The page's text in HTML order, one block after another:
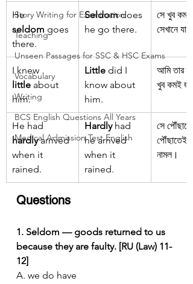
Story Writing for Examination
Teaching
Unseen Passages for SSC & HSC Exams
Vocabulary
Writing
BCS English Questions All Years
Medical Admission Test English
He
seldom goes
there.
Seldom does
he go there.
সে খুব কমই
সেখানে যায়।
I knew
little about
him.
Little did I
know about
him.
আমি তার
খুব কমই
He had
hardly arrived
when it
rained.
Hardly had
he arrived
when it
rained.
সে পৌঁছাতে
পৌঁছাতেই
নামল।
Questions
1. Seldom — goods returned to us
because they are faulty. [RU (Law) 11-
12]
A. we do have